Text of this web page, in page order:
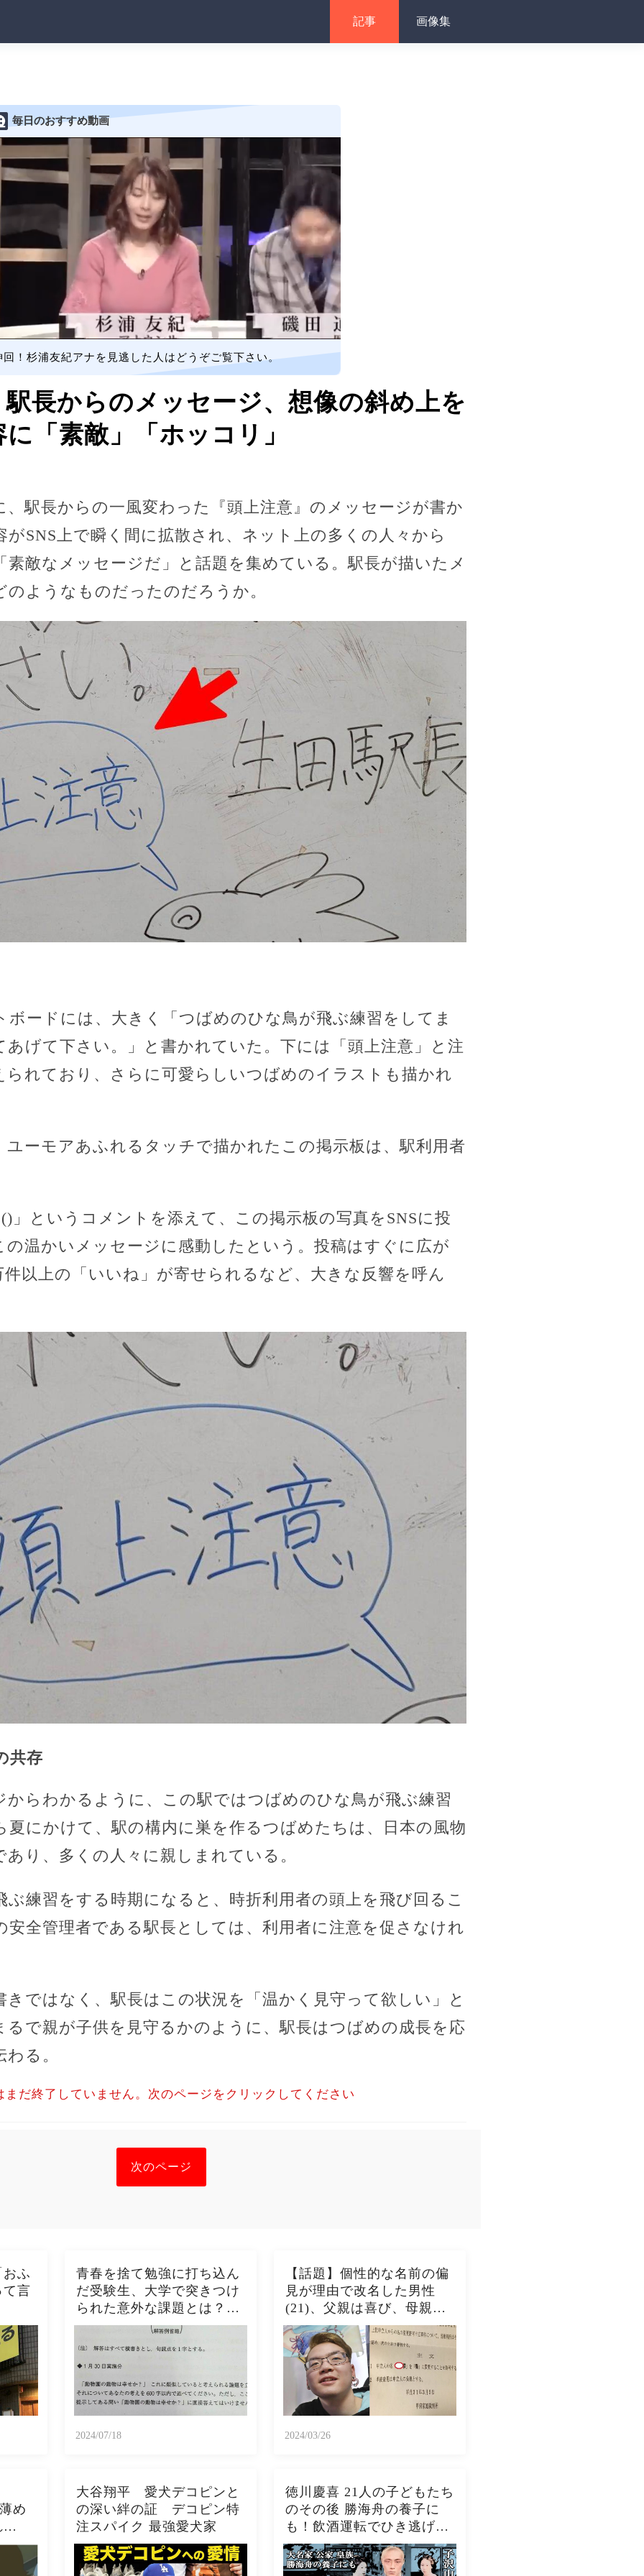
記事 画像集
毎日のおすすめ動画
回！杉浦友紀アナを見逃した人はどうぞご覧下さい。
長からのメッセージ、想像の斜め上を
「素敵」「ホッコリ」
、駅長からの一風変わった『頭上注意』のメッセージが書か
SNS上で瞬く間に拡散され、ネット上の多くの人々から
素敵なメッセージだ」と話題を集めている。駅長が描いたメ
ようなものだったのだろうか。
ボードには、大きく「つばめのひな鳥が飛ぶ練習をしてま
あげて下さい。」と書かれていた。下には「頭上注意」と注
られており、さらに可愛らしいつばめのイラストも描かれ
ユーモアあふれるタッチで描かれたこの掲示板は、駅利用者
」というコメントを添えて、この掲示板の写真をSNSに投
の温かいメッセージに感動したという。投稿はすぐに広が
件以上の「いいね」が寄せられるなど、大きな反響を呼ん
共存
からわかるように、この駅ではつばめのひな鳥が飛ぶ練習
夏にかけて、駅の構内に巣を作るつばめたちは、日本の風物
り、多くの人々に親しまれている。
練習をする時期になると、時折利用者の頭上を飛び回るこ
安全管理者である駅長としては、利用者に注意を促さなけれ
きではなく、駅長はこの状況を「温かく見守って欲しい」と
るで親が子供を見守るかのように、駅長はつばめの成長を応
る。
まだ終了していません。次のページをクリックしてください
次のページ
ふ
て言
青春を捨て勉強に打ち込ん
だ受験生、大学で突きつけ
られた意外な課題とは？
→「別れる彼女への手紙を
書け」
2024/07/18
【話題】個性的な名前の偏
見が理由で改名した男性
(21)、父親は喜び、母親か
らは「なんで？！」と責め
られ…これから保護者にな
る人はよく考えて
2024/03/26
め
続
大谷翔平 愛犬デコピンと
の深い絆の証 デコピン特
注スパイク 最強愛犬家
徳川慶喜 21人の子どもたち
のその後 勝海舟の養子に
も！飲酒運転でひき逃げを
起こした子も！？